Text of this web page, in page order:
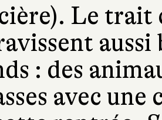
Le trait
aussi
: des
avec